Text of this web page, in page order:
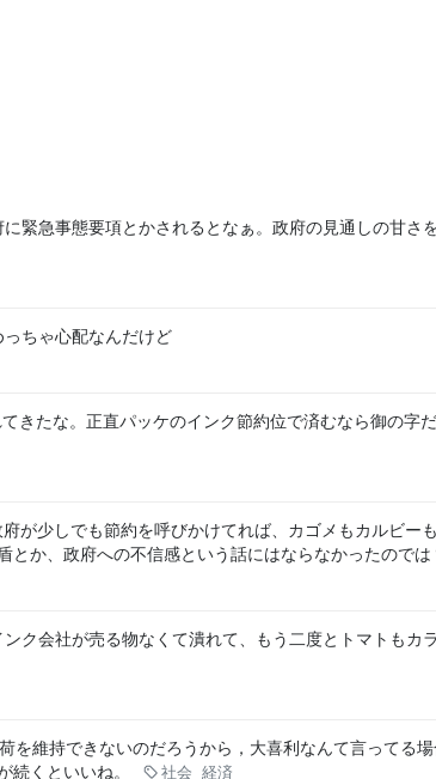
緊急事態要項とかされるとなぁ。政府の見通しの甘さ
ちゃ心配なんだけど
きたな。正直パッケのインク節約位で済むなら御の字
が少しでも節約を呼びかけてれば、カゴメもカルビー
とか、政府への不信感という話にはならなかったのでは
ク会社が売る物なくて潰れて、もう二度とトマトもカ
を維持できないのだろうから，大喜利なんて言ってる
続くといいね。
社会 経済